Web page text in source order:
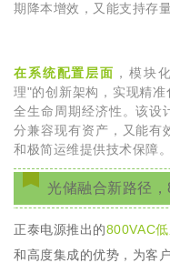
期降本增效，又能支持存
在系统配置层面 ，模块
理"的创新架构，实现精
全生命周期经济性。该设
分兼容现有资产，又能有
和极简运维提供技术保障。
光储融合新路径
正泰电源推出的800VAC
和高度集成的优势，为客